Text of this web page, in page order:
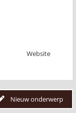
Website
Nieuw onderwerp